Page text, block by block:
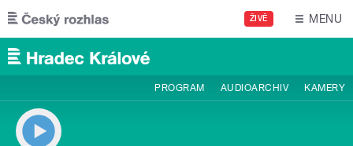
Přejít k hlavnímu obsahu
ŽIVĚ MENU
PROGRAM AUDIOARCHIV KAMERY